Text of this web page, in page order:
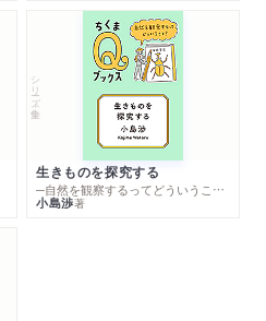
シリーズ・全集
生きものを探究する
─自然を観察するってどういうこと？
小島渉著